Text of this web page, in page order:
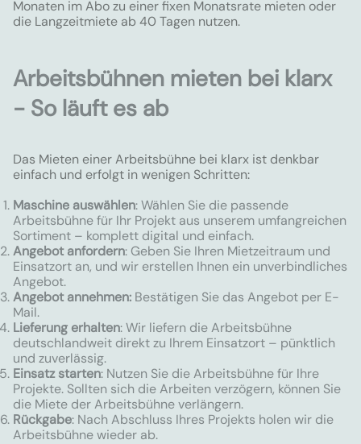
Monaten im Abo zu einer fixen Monatsrate mieten oder
die Langzeitmiete ab 40 Tagen nutzen.
Arbeitsbühnen mieten bei klarx
- So läuft es ab
Das Mieten einer Arbeitsbühne bei klarx ist denkbar
einfach und erfolgt in wenigen Schritten:
Maschine auswählen: Wählen Sie die passende
Arbeitsbühne für Ihr Projekt aus unserem umfangreichen
Sortiment – komplett digital und einfach.
Angebot anfordern: Geben Sie Ihren Mietzeitraum und
Einsatzort an, und wir erstellen Ihnen ein unverbindliches
Angebot.
Angebot annehmen: Bestätigen Sie das Angebot per E-
Mail.
Lieferung erhalten: Wir liefern die Arbeitsbühne
deutschlandweit direkt zu Ihrem Einsatzort – pünktlich
und zuverlässig.
Einsatz starten: Nutzen Sie die Arbeitsbühne für Ihre
Projekte. Sollten sich die Arbeiten verzögern, können Sie
die Miete der Arbeitsbühne verlängern.
Rückgabe: Nach Abschluss Ihres Projekts holen wir die
Arbeitsbühne wieder ab.